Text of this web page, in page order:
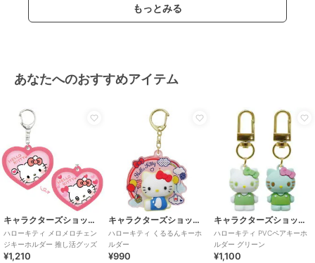
もっとみる
あなたへのおすすめアイテム
キャラクターズショップ ラフラフ
ハローキティ メロメロチェン
ジキーホルダー 推し活グッズ
¥1,210
キャラクターズショップ ラフラフ
ハローキティ くるるんキーホ
ルダー
¥990
キャラクターズショップ ラフラフ
ハローキティ PVCペアキーホ
ルダー グリーン
¥1,100